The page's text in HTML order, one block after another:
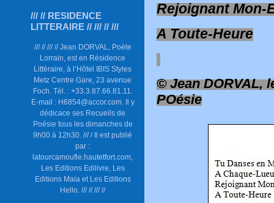
/// // RESIDENCE
LITTERAIRE // /// // ///
/// // /// // Jean DORVAL, Poète
Lorrain, est en Résidence
Littéraire, à l’Hôtel IBIS Styles
Metz Centre Gare, 23 avenue
Foch. Tél. : +33.3.87.66.81.11.
E-mail : H6854@accor.com. Il y
dédicace ses Recueils de
Poésie tous les dimanches de
9h00 à 12h30. /// / Il est publié
par :
latourcamoufle.hautetfort.com,
Les Editions Edilivre, Les
Editions Maia et Les Editions
Hello. /// // /// //
Rejoignant Mon-
A Toute-Heure
© Jean DORVAL,
POésie